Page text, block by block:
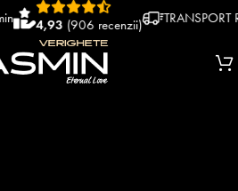
4,93(906 recenzii) TRANSPORT